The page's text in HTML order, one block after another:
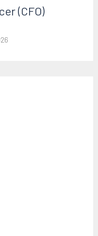
(CFO)